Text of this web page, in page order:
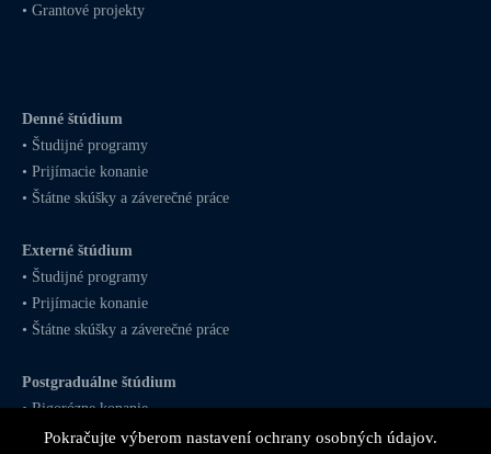
•Grantové projekty
Denné štúdium
• Študijné programy
•Prijímacie konanie
• Štátne skúšky a záverečné práce
Externé štúdium
• Študijné programy
•Prijímacie konanie
• Štátne skúšky a záverečné práce
Postgraduálne štúdium
•Rigorózne konanie
Pokračujte výberom nastavení ochrany osobných údajov.